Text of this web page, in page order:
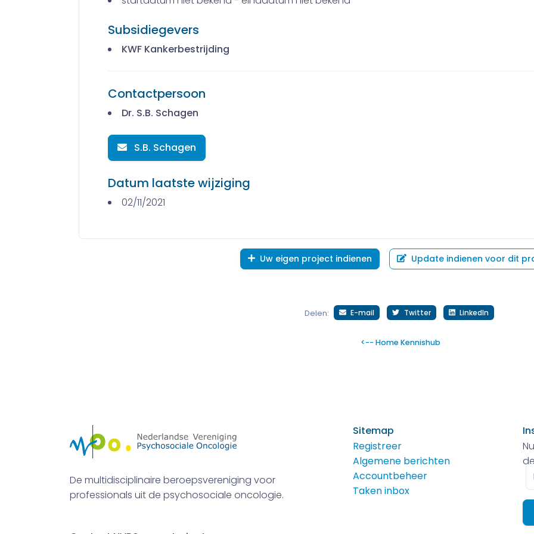
Subsidiegevers
KWF Kankerbestrijding
Contactpersoon
Dr. S.B. Schagen
S.B. Schagen
Datum laatste wijziging
02/11/2021
Uw eigen project indienen Update indienen voor dit
Delen: E-mail Twitter LinkedIn
<-- Home Kennishub
De multidisciplinaire beroepsvereniging voor
professionals uit de psychosociale oncologie.
Sitemap
Registreer
Algemene berichten
Accountbeheer
Taken inbox
E-